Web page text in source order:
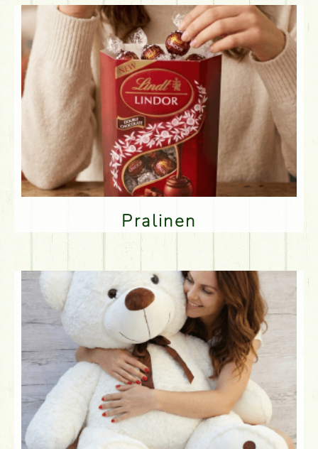
Pralinen